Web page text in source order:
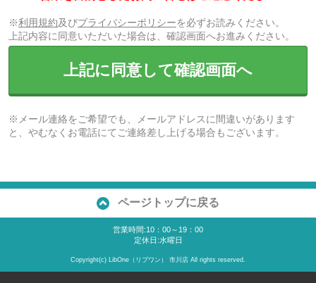
※利用規約及びプライバシーポリシーを必ずお読みください。
上記内容に同意いただいた場合は、確認画面へお進みください。
上記に同意して確認画面へ
※メール連絡をご希望でも、メールアドレスに間違いがあります
と、やむなくお電話にてご連絡差し上げる場合もございます。
ページトップに戻る
営業時間:10：00～19：00
定休日:水曜日
Copyright(c) LibOne（リブワン） 市川店 All rights reserved.